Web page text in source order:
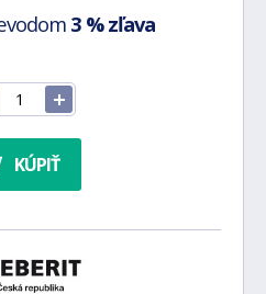
3 % zľava
KÚPIŤ